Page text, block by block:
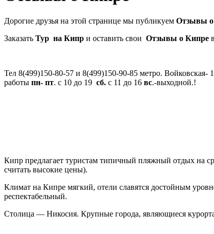
Дорогие друзья на этой странице мы публикуем Отзывы
Заказать Тур на Кипр и оставить свои Отзывы о Кипре
Тел 8(499)150-80-57 и 8(499)150-90-85 метро.
работы пн- пт. с 10 до 19 сб. с 11 до 16 вс.-выходной.!
Кипр предлагает туристам типичный пляжный отдых на
считать высокие цены).
Климат на Кипре мягкий, отели славятся достойным
респектабельный.
Столица — Никосия. Крупные города, являющиеся